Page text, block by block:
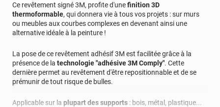
Ce revêtement signé 3M, profite d'unefinition 3D
thermoformable, qui donnera vie à tous vos projets : sur murs
ou meubles aux courbes complexes en devenant ainsi une
alternative idéale à la peinture !
La pose de ce revêtement adhésif 3M est facilitée grâce à la
présence de la technologie "adhésive 3M Comply". Cette
dernière permet au revêtement d'être repositionnable et de se
prémunir de tout risque de bulles.
Applicable sur la plupart des supports : bois, métal, plastique...